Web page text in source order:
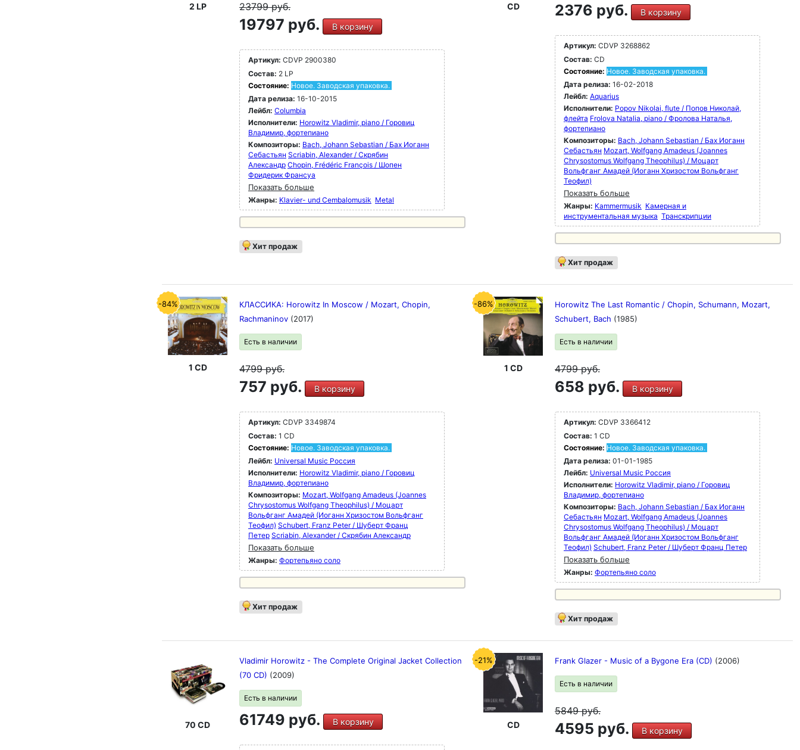
2 LP 23799руб.
19797 руб. В корзину
Артикул: CDVP 2900380
Состав: 2 LP
Состояние: Новое. Заводская упаковка.
Дата релиза: 16-10-2015
Лейбл: Columbia
Исполнители: Horowitz Vladimir, piano / Горовиц
Владимир, фортепиано
Композиторы: Bach, Johann Sebastian / Бах Иоганн
Себастьян Scriabin, Alexander / Скрябин
Александр Chopin, Frédéric François / Шопен
Фридерик Франсуа
Показать больше
Жанры: Klavier- und Cembalomusik Metal
Хит продаж
CD 2376 руб. В корзину
Артикул: CDVP 3268862
Состав: CD
Состояние: Новое. Заводская упаковка.
Дата релиза: 16-02-2018
Лейбл: Aquarius
Исполнители: Popov Nikolai, flute / Попов Николай,
флейта Frolova Natalia, piano / Фролова Наталья,
фортепиано
Композиторы: Bach, Johann Sebastian / Бах Иоганн
Себастьян Mozart, Wolfgang Amadeus (Joannes
Chrysostomus Wolfgang Theophilus) / Моцарт
Вольфганг Амадей (Иоганн Хризостом Вольфганг
Теофил)
Показать больше
Жанры: Kammermusik Камерная и
инструментальная музыка Транскрипции
Хит продаж
-84%
1 CD
КЛАССИКА: Horowitz In Moscow / Mozart, Chopin,
Rachmaninov (2017)
Есть в наличии
4799руб.
757 руб. В корзину
Артикул: CDVP 3349874
Состав: 1 CD
Состояние: Новое. Заводская упаковка.
Лейбл: Universal Music Россия
Исполнители: Horowitz Vladimir, piano / Горовиц
Владимир, фортепиано
Композиторы: Mozart, Wolfgang Amadeus (Joannes
Chrysostomus Wolfgang Theophilus) / Моцарт
Вольфганг Амадей (Иоганн Хризостом Вольфганг
Теофил) Schubert, Franz Peter / Шуберт Франц
Петер Scriabin, Alexander / Скрябин Александр
Показать больше
Жанры: Фортепьяно соло
Хит продаж
-86%
1 CD
Horowitz The Last Romantic / Chopin, Schumann, Mozart,
Schubert, Bach (1985)
Есть в наличии
4799руб.
658 руб. В корзину
Артикул: CDVP 3366412
Состав: 1 CD
Состояние: Новое. Заводская упаковка.
Дата релиза: 01-01-1985
Лейбл: Universal Music Россия
Исполнители: Horowitz Vladimir, piano / Горовиц
Владимир, фортепиано
Композиторы: Bach, Johann Sebastian / Бах Иоганн
Себастьян Mozart, Wolfgang Amadeus (Joannes
Chrysostomus Wolfgang Theophilus) / Моцарт
Вольфганг Амадей (Иоганн Хризостом Вольфганг
Теофил) Schubert, Franz Peter / Шуберт Франц Петер
Показать больше
Жанры: Фортепьяно соло
Хит продаж
70 CD
Vladimir Horowitz - The Complete Original Jacket Collection
(70 CD) (2009)
Есть в наличии
61749 руб. В корзину
-21%
CD
Frank Glazer - Music of a Bygone Era (CD) (2006)
Есть в наличии
5849руб.
4595 руб. В корзину